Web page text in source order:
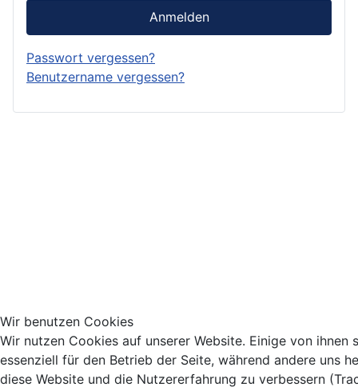
Anmelden
Passwort vergessen?
Benutzername vergessen?
Wir benutzen Cookies
Wir nutzen Cookies auf unserer Website. Einige von ihnen
essenziell für den Betrieb der Seite, während andere uns
diese Website und die Nutzererfahrung zu verbessern